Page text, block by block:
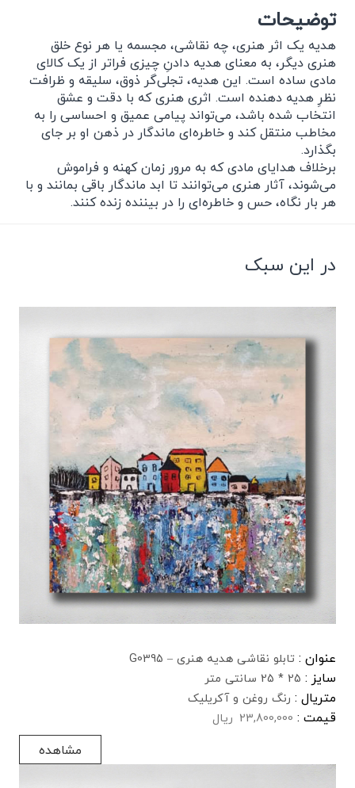
توضیحات
هدیه یک اثر هنری، چه نقاشی، مجسمه یا هر نوع خلق
هنری دیگر، به معنای هدیه دادنِ چیزی فراتر از یک کالای
مادی ساده است. این هدیه، تجلی‌گر ذوق، سلیقه و ظرافت
نظرِ هدیه دهنده است. اثری هنری که با دقت و عشق
انتخاب شده باشد، می‌تواند پیامی عمیق و احساسی را به
مخاطب منتقل کند و خاطره‌ای ماندگار در ذهن او بر جای
بگذارد.
برخلاف هدایای مادی که به مرور زمان کهنه و فراموش
می‌شوند، آثار هنری می‌توانند تا ابد ماندگار باقی بمانند و با
هر بار نگاه، حس و خاطره‌ای را در بیننده زنده کنند.
در این سبک
عنوان : تابلو نقاشی هدیه هنری – G0395
سایز : 25 * 25 سانتی متر
متریال : رنگ روغن و آکریلیک
قیمت : 23,800,000 ریال
مشاهده